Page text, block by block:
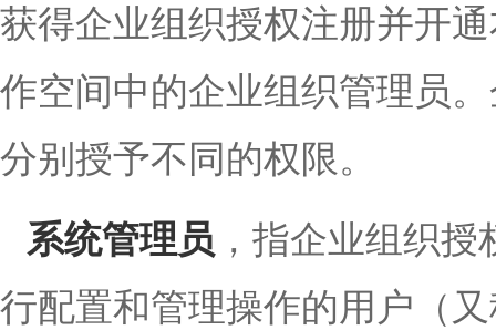
获得企业组织授权注册并开
作空间中的企业组织管理员
分别授予不同的权限。
系统管理员 ，指企业组织
行配置和管理操作的用户（